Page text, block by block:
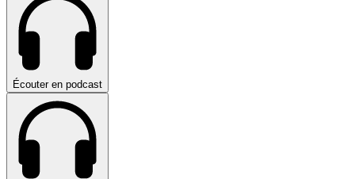
Écouter en podcast